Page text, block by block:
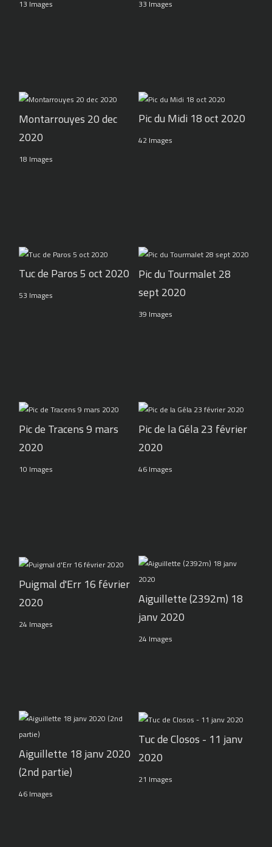
13 Images 33 Images
Montarrouyes 20 dec
2020
18 Images
Pic du Midi 18 oct 2020
42 Images
Tuc de Paros 5 oct 2020
53 Images
Pic du Tourmalet 28
sept 2020
39 Images
Pic de Tracens 9 mars
2020
10 Images
Pic de la Géla 23 février
2020
46 Images
Puigmal d'Err 16 février
2020
24 Images
Aiguillette (2392m) 18
janv 2020
24 Images
Aiguillette 18 janv 2020
(2nd partie)
46 Images
Tuc de Closos - 11 janv
2020
21 Images